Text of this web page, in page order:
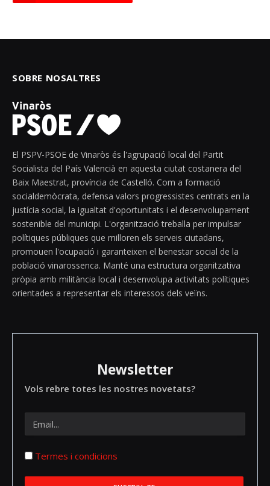
SOBRE NOSALTRES
El PSPV-PSOE de Vinaròs és l'agrupació local del Partit
Socialista del País Valencià en aquesta ciutat costanera del
Baix Maestrat, província de Castelló. Com a formació
socialdemòcrata, defensa valors progressistes centrats en la
justícia social, la igualtat d'oportunitats i el desenvolupament
sostenible del municipi. L'organització treballa per impulsar
polítiques públiques que milloren els serveis ciutadans,
promouen l'ocupació i garanteixen el benestar social de la
població vinarossenca. Manté una estructura organitzativa
pròpia amb militància local i desenvolupa activitats polítiques
orientades a representar els interessos dels veïns.
Newsletter
Vols rebre totes les nostres novetats?
Termes i condicions